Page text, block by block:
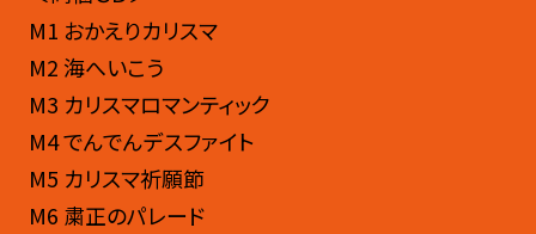
M1 おかえりカリスマ
M2 海へいこう
M3 カリスマロマンティック
M4 でんでんデスファイト
M5 カリスマ祈願節
M6 粛正のパレード